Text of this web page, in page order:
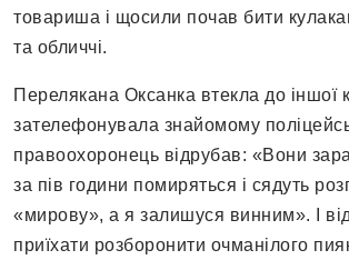
товариша і щосили почав бити
та обличчі.
Перелякана Оксанка втекла до іншої
зателефонувала знайомому
правоохоронець відрубав: «Вони
за пів години помиряться і сядуть
«мирову», а я залишуся винним». І
приїхати розборонити очманілого